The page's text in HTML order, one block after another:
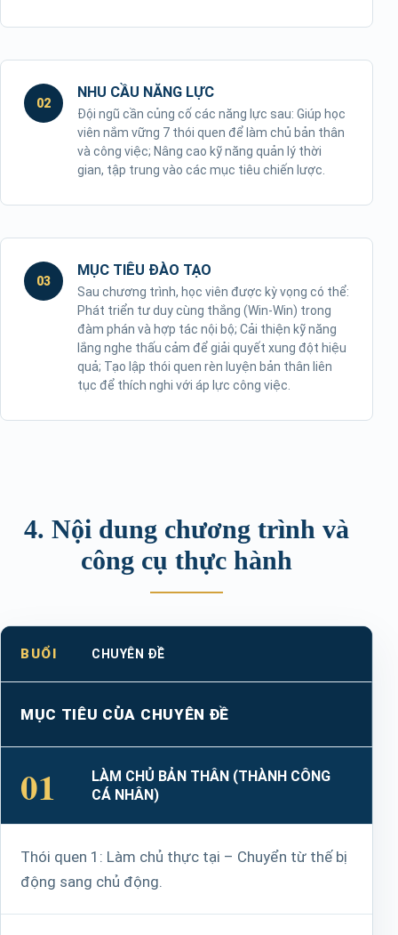
02
NHU CẦU NĂNG LỰC
Đội ngũ cần củng cố các năng lực sau: Giúp học
viên nắm vững 7 thói quen để làm chủ bản thân
và công việc; Nâng cao kỹ năng quản lý thời
gian, tập trung vào các mục tiêu chiến lược.
03
MỤC TIÊU ĐÀO TẠO
Sau chương trình, học viên được kỳ vọng có thể:
Phát triển tư duy cùng thắng (Win-Win) trong
đàm phán và hợp tác nội bộ; Cải thiện kỹ năng
lắng nghe thấu cảm để giải quyết xung đột hiệu
quả; Tạo lập thói quen rèn luyện bản thân liên
tục để thích nghi với áp lực công việc.
4. Nội dung chương trình và
công cụ thực hành
BUỔI CHUYÊN ĐỀ
MỤC TIÊU CỦA CHUYÊN ĐỀ
01
LÀM CHỦ BẢN THÂN (THÀNH CÔNG
CÁ NHÂN)
Thói quen 1: Làm chủ thực tại – Chuyển từ thế bị
động sang chủ động.